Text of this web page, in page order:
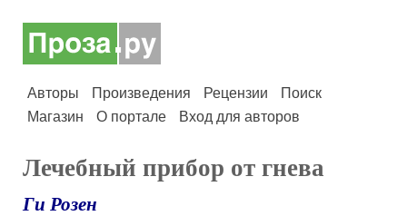
Авторы Произведения Рецензии
Поиск
Магазин
О портале Вход для авторов
Лечебный прибор от гнева
Ги Розен